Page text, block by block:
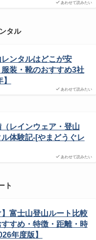
あわせて読みたい
タル
あわせて読みたい
レンタルはどこが安
装・靴のおすすめ3社
あわせて読みたい
レインウェア・登山
体験記-[やまどうぐレ
ト
】富士山登山ルート比較
すすめ・特徴・距離・時
年度版】